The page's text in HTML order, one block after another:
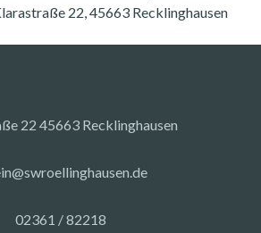
22, 45663 Recklinghausen
22 45663 Recklinghausen
02361 / 82218